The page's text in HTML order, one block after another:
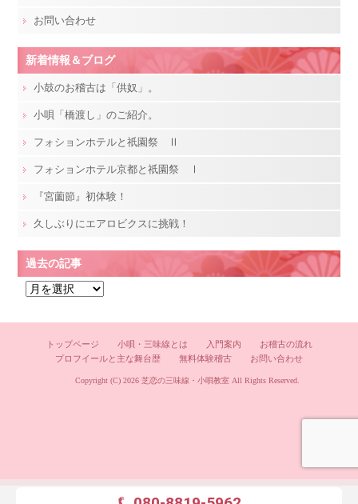
お問い合わせ
新着情報＆ブログ
小鼓のお稽古は「供奴」。
小唄「橋渡し」のご紹介。
フォションホテルと祇園祭 Ⅱ
フォションホテル京都と祇園祭 Ⅰ
『宮薗節』初体験！
久しぶりにエアロビクスに挑戦！
過去の記事
の
トップページ 小唄・三味線とは 入門案内
お稽古の流れ
プロフイールと主な舞台歴
無料体験稽古 お問い合わせ
Copyright (C) 2026 芝恋の三味線・小唄教室All Rights Reserved.